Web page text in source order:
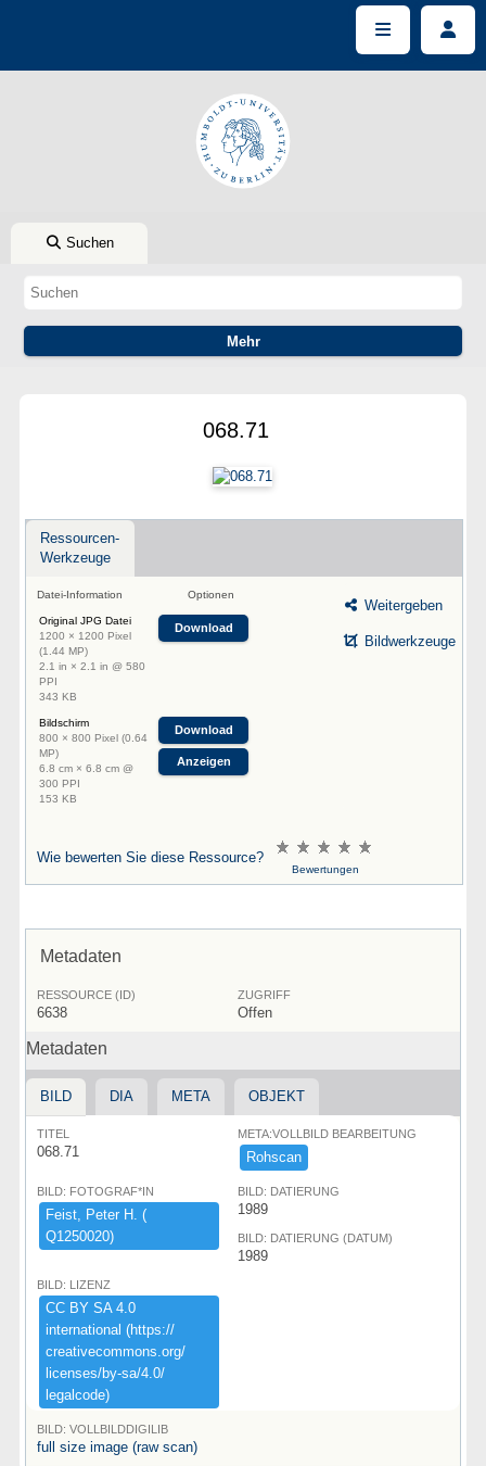
Suchen
068.71
Ressourcen-
Werkzeuge
Datei-Information Optionen
Original JPG Datei
1200 × 1200 Pixel
(1.44 MP)
2.1 in × 2.1 in @ 580
PPI
343 KB
Download
Bildschirm
800 × 800 Pixel (0.64
MP)
6.8 cm × 6.8 cm @
300 PPI
153 KB
Download
Anzeigen
Weitergeben
Bildwerkzeuge
Wie bewerten Sie diese Ressource?
Bewertungen
Metadaten
RESSOURCE (ID)
6638
ZUGRIFF
Offen
Metadaten
BILD DIA META OBJEKT
TITEL
068.71
META:VOLLBILD BEARBEITUNG
Rohscan
BILD: FOTOGRAF*IN
Feist,​ ​Peter ​H.​ ​(​
Q1250020)​
BILD: DATIERUNG
1989
BILD: DATIERUNG (DATUM)
1989
BILD: LIZENZ
CC ​BY ​SA ​4.​0 ​
international ​(​https:​/​/​
creativecommons.​org/​
licenses/​by-​sa/​4.​0/​
legalcode)​
BILD: VOLLBILDDIGILIB
full size image (raw scan)